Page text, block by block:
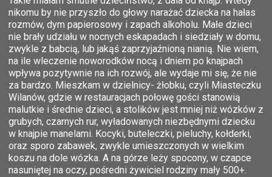
nikomu by nie przyszło do głowy narażać dziecka na hałas
rozmów, dym papierosowy i zapach alkoholu. Małe dzieci
nie brały udziału w nocnych eskapadach i siedziały w domu,
zwykle z babcią, lub jakąś zaprzyjaźnioną nianią. Nie wiem,
na ile wleczenie noworodków nocą i dniem po knajpach
wpływa pozytywnie na ich rozwój, ale wydaje mi się, że nie
za bardzo. Mieszkam w dzielnicy- żłobku, czyli Miasteczku
Wilanów, gdzie w restauracjach połowę gości stanowią
malutkie i średnie dzieci, a stolików jest mniej niż wózków z
grubych, czarnych rur, wyładowanych niezbędnymi dziecku
w knajpie manelami. Kocyki, buteleczki, pieluchy, kołderki,
oraz sporo zabawek, zwykle umieszczonych w wielkim
koszu na dole wózka. A na górze leży spocony, w czapce
nasuniętej na oczy, pośredni żywiciel rodziny mały 500+.